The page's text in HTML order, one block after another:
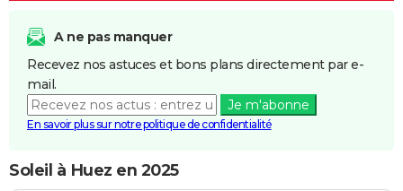
A ne pas manquer
Recevez nos astuces et bons plans directement par e-
mail.
Je m'abonne
En savoir plus sur notre politique de confidentialité
Soleil à Huez en 2025